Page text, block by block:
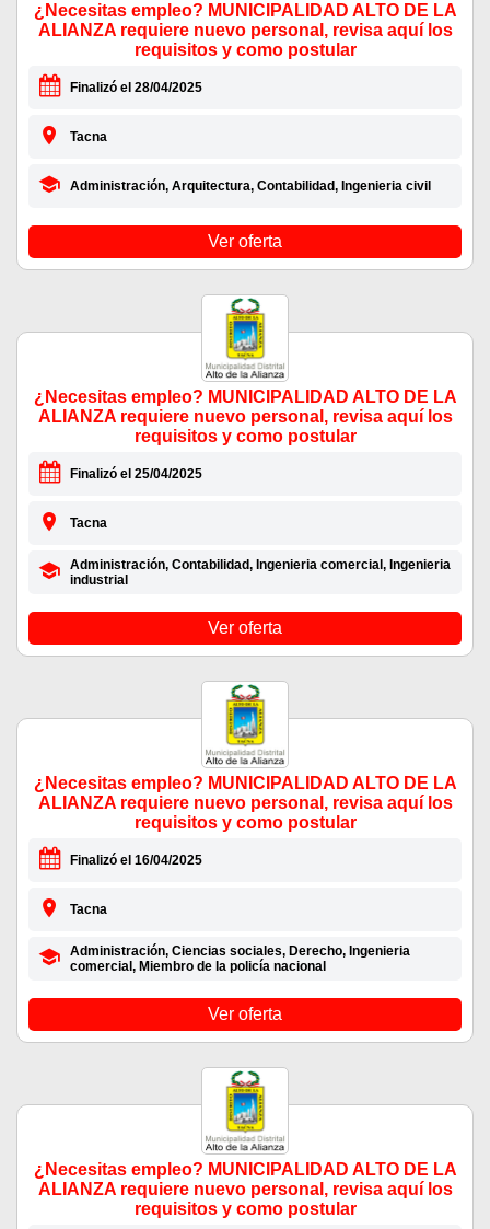
¿Necesitas empleo? MUNICIPALIDAD ALTO DE LA
ALIANZA requiere nuevo personal, revisa aquí los
requisitos y como postular
Finalizó el 28/04/2025
Tacna
Administración, Arquitectura, Contabilidad, Ingenieria civil
Ver oferta
¿Necesitas empleo? MUNICIPALIDAD ALTO DE LA
ALIANZA requiere nuevo personal, revisa aquí los
requisitos y como postular
Finalizó el 25/04/2025
Tacna
Administración, Contabilidad, Ingenieria comercial, Ingenieria
industrial
Ver oferta
¿Necesitas empleo? MUNICIPALIDAD ALTO DE LA
ALIANZA requiere nuevo personal, revisa aquí los
requisitos y como postular
Finalizó el 16/04/2025
Tacna
Administración, Ciencias sociales, Derecho, Ingenieria
comercial, Miembro de la policía nacional
Ver oferta
¿Necesitas empleo? MUNICIPALIDAD ALTO DE LA
ALIANZA requiere nuevo personal, revisa aquí los
requisitos y como postular